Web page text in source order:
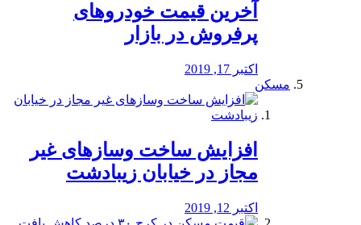
آخرین قیمت خودرو‌های
پرفروش در بازار
اکتبر 17, 2019
مسکن
افزایش ساخت وسازهای غیر
مجاز در خیابان زیبادشت
اکتبر 12, 2019